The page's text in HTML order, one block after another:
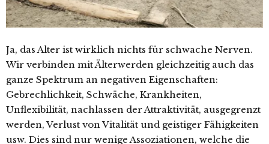
Ja, das Alter ist wirklich nichts für schwache Nerven.
Wir verbinden mit Älterwerden gleichzeitig auch das
ganze Spektrum an negativen Eigenschaften:
Gebrechlichkeit, Schwäche, Krankheiten,
Unflexibilität, nachlassen der Attraktivität, ausgegrenzt
werden, Verlust von Vitalität und geistiger Fähigkeiten
usw. Dies sind nur wenige Assoziationen, welche die